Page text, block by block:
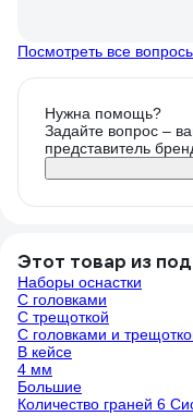
Посмотреть все
Нужна помощь?
Задайте вопрос –
представитель
Этот товар из
Наборы оснастки
С головками
С трещоткой
С головками и
В кейсе
4 мм
Большие
Количество граней 6